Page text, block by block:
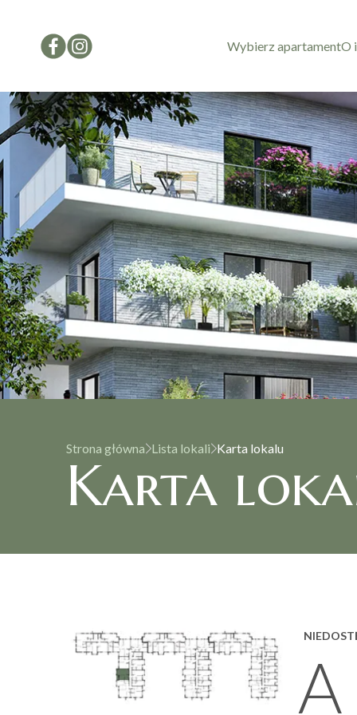
Wybierz apartamentO
Strona główna Lista lokali Karta lokalu
Karta
A